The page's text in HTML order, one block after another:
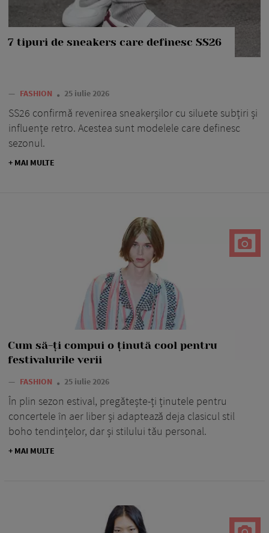
7 tipuri de sneakers care definesc SS26
— FASHION 25 iulie 2026
SS26 confirmă revenirea sneakerșilor cu siluete subțiri și
influențe retro. Acestea sunt modelele care definesc
sezonul.
+ MAI MULTE
Cum să-ți compui o ținută cool pentru
festivalurile verii
— FASHION 25 iulie 2026
În plin sezon estival, pregătește-ți ținutele pentru
concertele în aer liber și adaptează deja clasicul stil
boho tendințelor, dar și stilului tău personal.
+ MAI MULTE